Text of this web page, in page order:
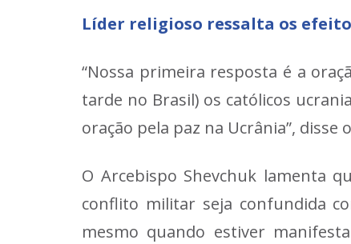
Líder religioso ressalta os
“Nossa primeira resposta é a
tarde no Brasil) os católicos
oração pela paz na Ucrânia”, disse
O Arcebispo Shevchuk lamenta
conflito militar seja confundida
mesmo quando estiver